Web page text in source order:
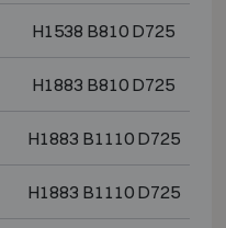
H1538 B810 D725
H1883 B810 D725
H1883 B1110 D725
H1883 B1110 D725